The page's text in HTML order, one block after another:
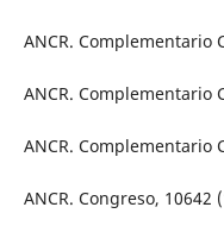
ANCR. Complementario
ANCR. Complementario
ANCR. Complementario
ANCR. Congreso, 10642